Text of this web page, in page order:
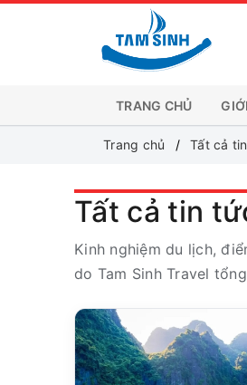
TRANG CHỦ
Trang chủ Tất cả
Tất cả tin
Kinh nghiệm du lịch,
do Tam Sinh Travel